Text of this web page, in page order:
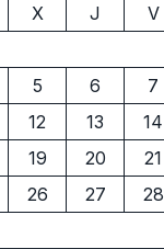
X J V
5 6 7
12 13 14
19 20 21
26 27 28